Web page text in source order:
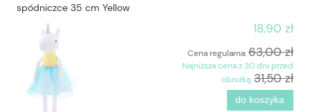
spódniczce 35 cm Yellow
18,90 zł
Cena regularna:63,00 zł
Najniższa cena z 30 dni przed
obniżką:31,50 zł
do koszyka